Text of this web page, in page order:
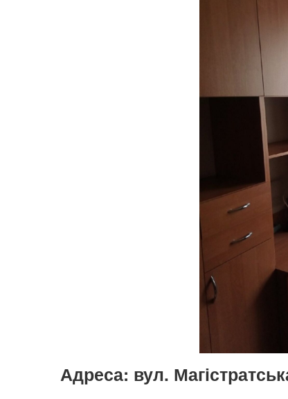
Адреса: вул.